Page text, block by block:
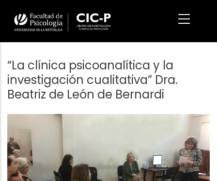
contenido
principal
“La clínica psicoanalítica y la
investigación cualitativa” Dra.
Beatriz de León de Bernardi
Imagen/Afiche